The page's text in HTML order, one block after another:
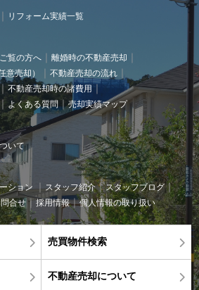
リフォーム実績一覧
覧の方へ
離婚時の不動産売却
意売却）
不動産売却の流れ
不動産売却時の諸費用
よくある質問 売却実績マップ
いて
ション スタッフ紹介
スタッフブログ
合せ 採用情報 個人情報の取り扱い
売買物件検索
不動産売却について